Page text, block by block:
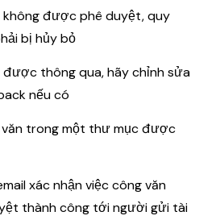
không được phê duyệt, quy
bị hủy bỏ
được thông qua, hãy chỉnh sửa
nếu có
trong một thư mục được
xác nhận việc công văn
thành công tới người gửi tài